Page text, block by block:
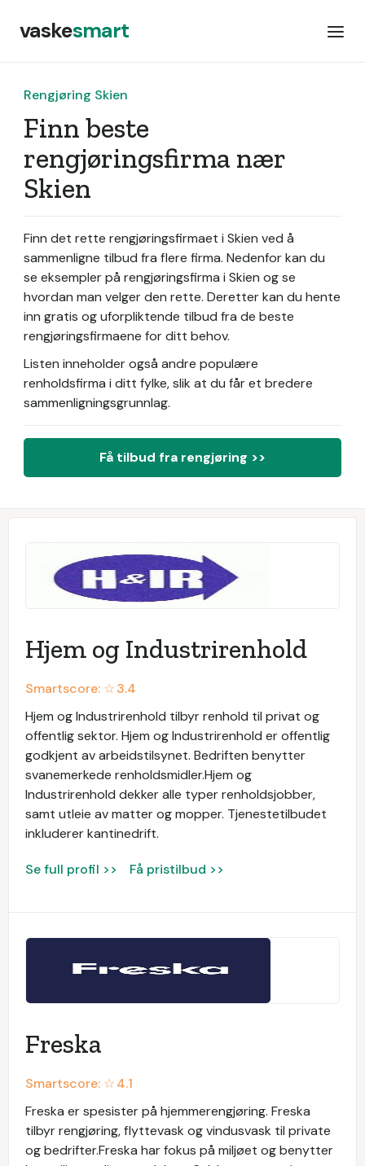
vaskesmart
Rengjøring Skien
Finn beste
rengjøringsfirma nær
Skien
Finn det rette rengjøringsfirmaet i Skien ved å
sammenligne tilbud fra flere firma. Nedenfor kan du
se eksempler på rengjøringsfirma i Skien og se
hvordan man velger den rette. Deretter kan du hente
inn gratis og uforpliktende tilbud fra de beste
rengjøringsfirmaene for ditt behov.
Listen inneholder også andre populære
renholdsfirma i ditt fylke, slik at du får et bredere
sammenligningsgrunnlag.
Få tilbud fra rengjøring >>
Hjem og Industrirenhold
Smartscore: ☆3.4
Hjem og Industrirenhold tilbyr renhold til privat og
offentlig sektor. Hjem og Industrirenhold er offentlig
godkjent av arbeidstilsynet. Bedriften benytter
svanemerkede renholdsmidler.Hjem og
Industrirenhold dekker alle typer renholdsjobber,
samt utleie av matter og mopper. Tjenestetilbudet
inkluderer kantinedrift.
Se full profil >> Få pristilbud >>
Freska
Smartscore: ☆4.1
Freska er spesister på hjemmerengjøring. Freska
tilbyr rengjøring, flyttevask og vindusvask til private
og bedrifter.Freska har fokus på miljøet og benytter